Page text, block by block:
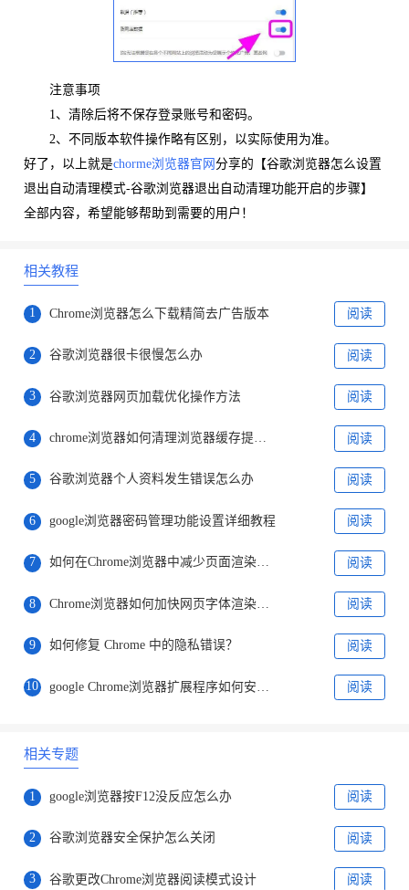
注意事项
1、清除后将不保存登录账号和密码。
2、不同版本软件操作略有区别，以实际使用为准。
好了，以上就是chorme浏览器官网 分享的【谷歌浏览器怎么设置
退出自动清理模式-谷歌浏览器退出自动清理功能开启的步骤】
全部内容，希望能够帮助到需要的用户！
相关教程
1 Chrome浏览器怎么下载精简去广告版本 阅读
2 谷歌浏览器很卡很慢怎么办 阅读
3 谷歌浏览器网页加载优化操作方法 阅读
4 chrome浏览器如何清理浏览器缓存提升视频播放速度 阅读
5 谷歌浏览器个人资料发生错误怎么办 阅读
6 google浏览器密码管理功能设置详细教程 阅读
7 如何在Chrome浏览器中减少页面渲染的阻塞 阅读
8 Chrome浏览器如何加快网页字体渲染速度 阅读
9 如何修复 Chrome 中的隐私错误？ 阅读
10 阅读
相关专题
1 google浏览器按F12没反应怎么办 阅读
2 谷歌浏览器安全保护怎么关闭 阅读
3 谷歌更改Chrome浏览器阅读模式设计 阅读